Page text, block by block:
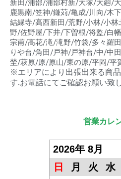
新田/浦部/浦部村新/大塚/大廻/
鹿黒南/笠神/鎌苅/亀成/川向/木
結縁寺/高西新田/荒野/小林/小
野/佐野屋/下井/下曽根/将監/白
宗甫/高花/滝/滝野/竹袋/多々羅
りや台/角田/戸神/戸神台/中/中
埜/萩原/原/原山/東の原/平岡/平
※エリアにより出張出来る商
す.お電話にてご確認お願い致
営業カレ
2026年 8月
日
月 火 水